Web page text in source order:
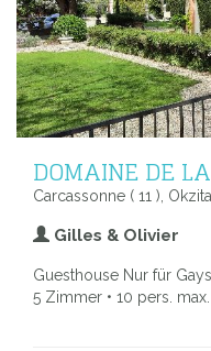
DOMAINE DE
Carcassonne ( 11 ),
Gilles & Olivier
Guesthouse Nur für Gays
5 Zimmer • 10 pers. max.